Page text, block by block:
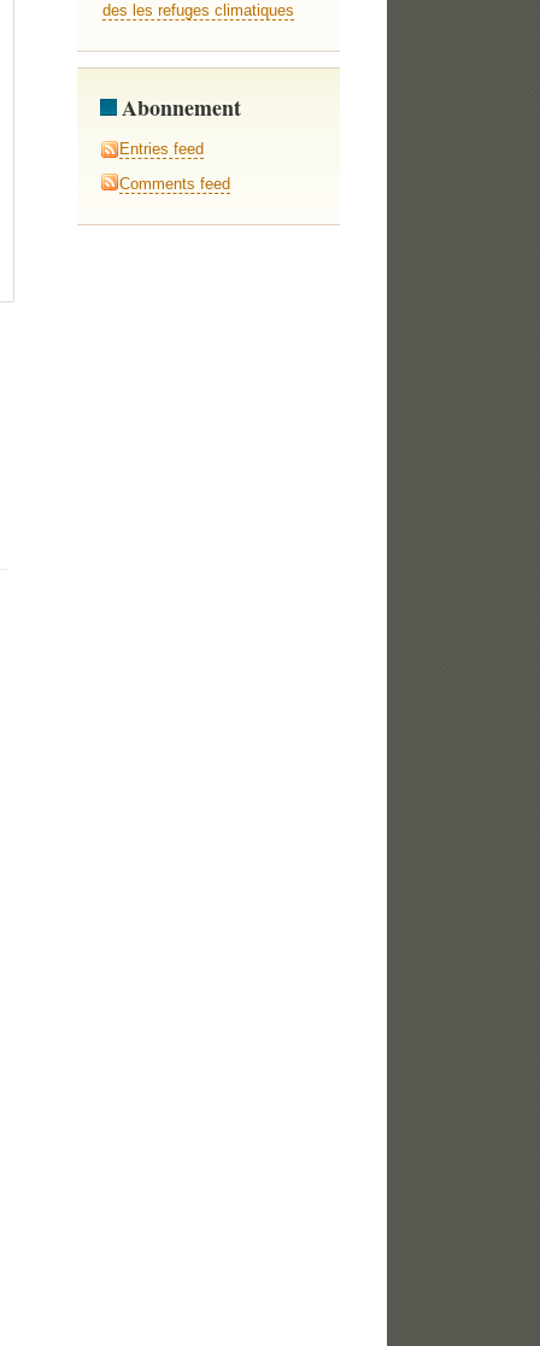
des les refuges climatiques
Abonnement
Entries feed
Comments feed